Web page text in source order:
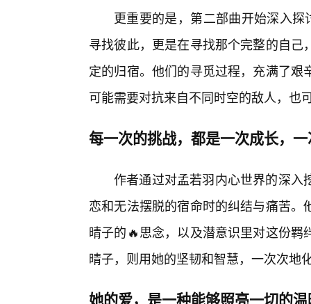
更重要的是，第二部曲开始深入探
寻找彼此，更是在寻找那个完整的自
定的归宿。他们的寻觅过程，充满了
可能需要对抗来自不同时空的敌人，也
每一次的挑战，都是一次成长，
作者通过对孟若羽内心世界的深入
恋和无法摆脱的宿命时的纠结与痛苦
晴子的🔥思念，以及潜意识里对这份
晴子，则用她的坚韧和智慧，一次次地
她的爱，是一种能够照亮一切的